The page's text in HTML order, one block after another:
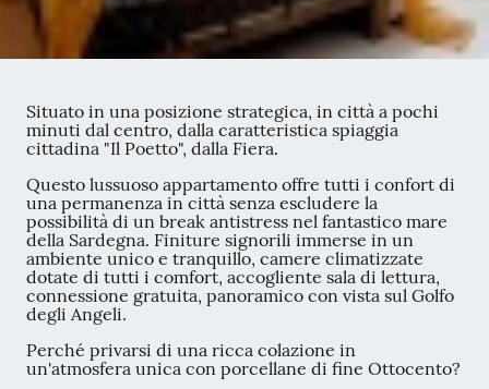
Situato in una posizione strategica, in città a pochi
minuti dal centro, dalla caratteristica spiaggia
cittadina "Il Poetto", dalla Fiera.
Questo lussuoso appartamento offre tutti i confort di
una permanenza in città senza escludere la
possibilità di un break antistress nel fantastico mare
della Sardegna. Finiture signorili immerse in un
ambiente unico e tranquillo, camere climatizzate
dotate di tutti i comfort, accogliente sala di lettura,
connessione gratuita, panoramico con vista sul Golfo
degli Angeli.
Perché privarsi di una ricca colazione in
un'atmosfera unica con porcellane di fine Ottocento?